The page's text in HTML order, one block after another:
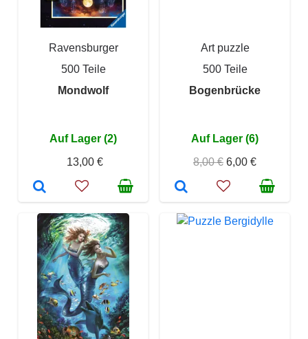
Ravensburger
500 Teile
Mondwolf
Auf Lager (2)
13,00 €
Art puzzle
500 Teile
Bogenbrücke
Auf Lager (6)
8,00 € 6,00 €